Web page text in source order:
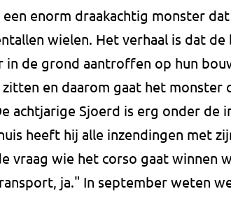
enorm draakachtig monster
wielen. Het verhaal is dat de
in de grond aantroffen op hun
en daarom gaat het monster
achtjarige Sjoerd is erg onder de
heeft hij alle inzendingen met
vraag wie het corso gaat winnen
ja." In september weten